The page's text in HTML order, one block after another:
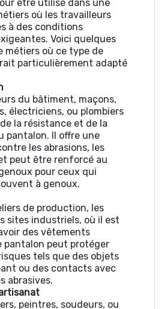
être utilisé dans une
où les travailleurs
à des conditions
Voici quelques
métiers où ce type de
particulièrement adapté
du bâtiment, maçons,
électriciens, ou plombiers
la résistance et de la
pantalon. Il offre une
les abrasions, les
peut être renforcé au
pour ceux qui
à genoux.
de production, les
sites industriels, où il est
des vêtements
pantalon peut protéger
tels que des objets
ou des contacts avec
abrasives.
peintres, soudeurs, ou